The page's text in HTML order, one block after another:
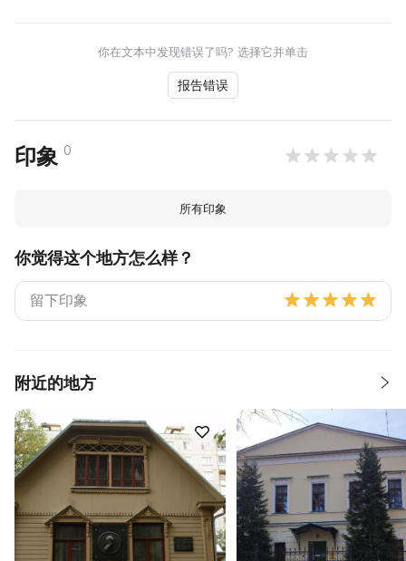
你在文本中发现错误了吗? 选择它并单击
报告错误
印象 0
所有印象
你觉得这个地方怎么样？
附近的地方